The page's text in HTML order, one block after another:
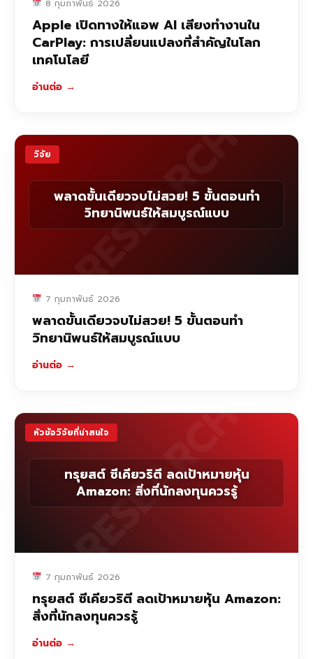
8 กุมภาพันธ์ 2026
Apple เปิดทางให้แอพ AI เสียงทำงานใน
CarPlay: การเปลี่ยนแปลงที่สำคัญในโลก
เทคโนโลยี
อ่านต่อ →
วิจัย
พลาดขั้นเดียวจบไม่สวย! 5 ขั้นตอนทำ
วิทยานิพนธ์ให้สมบูรณ์แบบ
RESEARCH
7 กุมภาพันธ์ 2026
พลาดขั้นเดียวจบไม่สวย! 5 ขั้นตอนทำ
วิทยานิพนธ์ให้สมบูรณ์แบบ
อ่านต่อ →
หัวข้อวิจัยที่น่าสนใจ
ทรุยสต์ ซีเคียวริตี ลดเป้าหมายหุ้น
Amazon: สิ่งที่นักลงทุนควรรู้
RESEARCH
7 กุมภาพันธ์ 2026
ทรุยสต์ ซีเคียวริตี ลดเป้าหมายหุ้น Amazon:
สิ่งที่นักลงทุนควรรู้
อ่านต่อ →